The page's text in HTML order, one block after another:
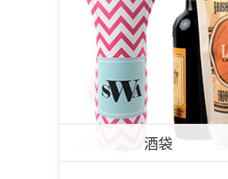
酒袋